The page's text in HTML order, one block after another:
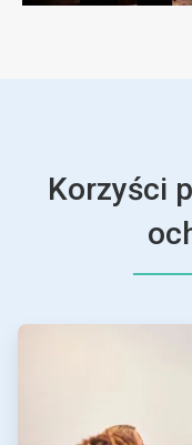
Korzyści
ArticleTile